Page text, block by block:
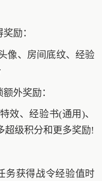
励：
、房间底纹、经验
外奖励：
、经验书(通用)、
超级积分和更多奖励!
获得战令经验值时